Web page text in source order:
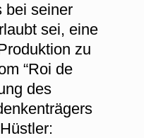
bei seiner
sei, eine
zu
“Roi de
des